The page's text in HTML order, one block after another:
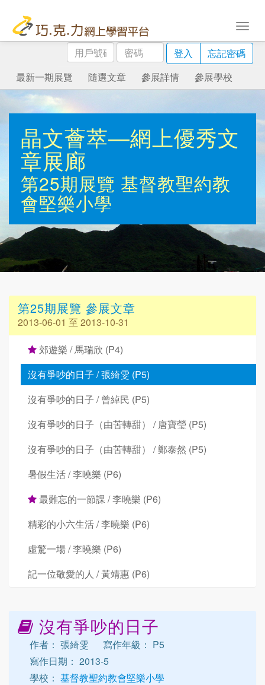
用
戶
號
碼
密
碼
登入
忘記密碼
最新一期展覽
隨選文章 參展詳情 參展學校
晶文薈萃—網上優秀文
章展廊
第25期展覽 基督教聖約教
會堅樂小學
第25期展覽 參展文章
2013-06-01 至 2013-10-31
郊遊樂 / 馬瑞欣 (P4)
沒有爭吵的日子 / 張綺雯 (P5)
沒有爭吵的日子 / 曾綽民 (P5)
沒有爭吵的日子（由苦轉甜） / 唐寶瑩 (P5)
沒有爭吵的日子（由苦轉甜） / 鄭泰然 (P5)
暑假生活 / 李曉樂 (P6)
最難忘的一節課 / 李曉樂 (P6)
精彩的小六生活 / 李曉樂 (P6)
虛驚一場 / 李曉樂 (P6)
記一位敬愛的人 / 黃靖惠 (P6)
沒有爭吵的日子
作者： 張綺雯
寫作年級： P5
寫作日期： 2013-5
學校： 基督教聖約教會堅樂小學